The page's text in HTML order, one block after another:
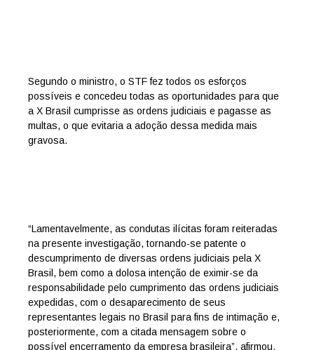
Segundo o ministro, o STF fez todos os esforços
possíveis e concedeu todas as oportunidades para que
a X Brasil cumprisse as ordens judiciais e pagasse as
multas, o que evitaria a adoção dessa medida mais
gravosa.
“Lamentavelmente, as condutas ilícitas foram reiteradas
na presente investigação, tornando-se patente o
descumprimento de diversas ordens judiciais pela X
Brasil, bem como a dolosa intenção de eximir-se da
responsabilidade pelo cumprimento das ordens judiciais
expedidas, com o desaparecimento de seus
representantes legais no Brasil para fins de intimação e,
posteriormente, com a citada mensagem sobre o
possível encerramento da empresa brasileira”, afirmou.